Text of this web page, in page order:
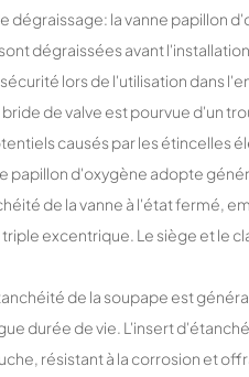
dégraissage: la vanne papillon
dégraissées avant
lors de l'utilisation dans
de valve est pourvue d'un
causés par les étincelles
papillon d'oxygène adopte
de la vanne à l'état fermé,
excentrique. Le siège et le
de la soupape est
durée de vie. L'insert
résistant à la corrosion et